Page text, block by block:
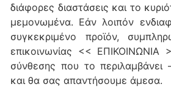
διάφορες διαστάσεις και το
μεμονωμένα. Εάν λοιπόν
συγκεκριμένο προϊόν,
επικοινωνίας << ΕΠΙΚΟΙΝΩΝΙΑ
σύνθεσης που το
και θα σας απαντήσουμε άμεσα.